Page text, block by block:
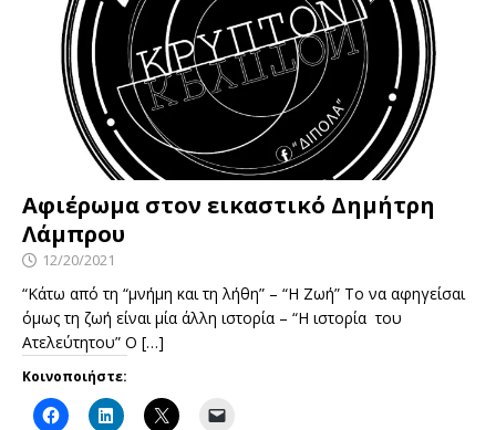
Αφιέρωμα στον εικαστικό Δημήτρη
Λάμπρου
12/20/2021
“Κάτω από τη “μνήμη και τη λήθη” – “Η Ζωή” Το να αφηγείσαι
όμως τη ζωή είναι μία άλλη ιστορία – “Η ιστορία του
Ατελεύτητου” Ο […]
Κοινοποιήστε: